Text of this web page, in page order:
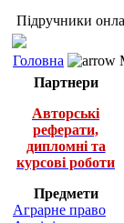
Підручники
Головна
Партнери
Авторські
реферати,
дипломні та
курсові роботи
Предмети
Аграрне право